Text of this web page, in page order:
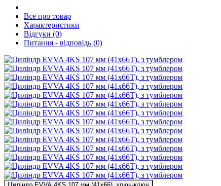
Все про товар
Характеристики
Відгуки (0)
Питання - відповідь (0)